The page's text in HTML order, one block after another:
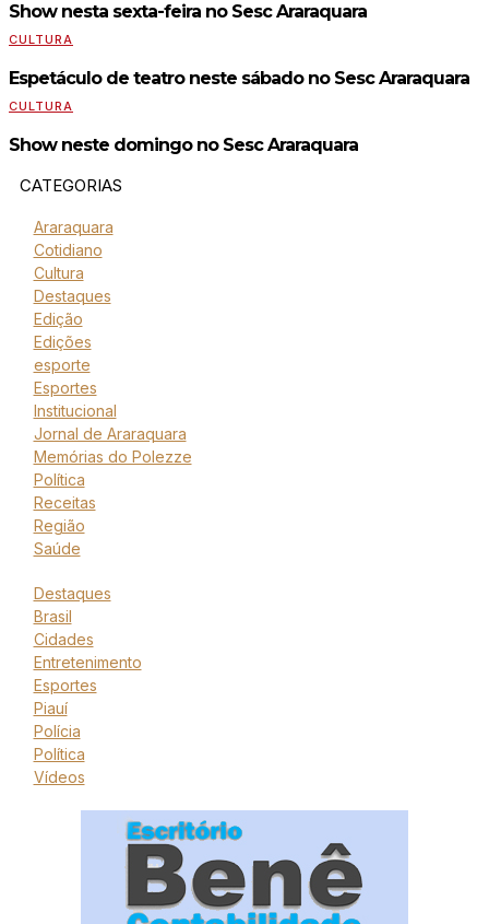
Show nesta sexta-feira no Sesc Araraquara
CULTURA
Espetáculo de teatro neste sábado no Sesc Araraquara
CULTURA
Show neste domingo no Sesc Araraquara
CATEGORIAS
Araraquara
Cotidiano
Cultura
Destaques
Edição
Edições
esporte
Esportes
Institucional
Jornal de Araraquara
Memórias do Polezze
Política
Receitas
Região
Saúde
Destaques
Brasil
Cidades
Entretenimento
Esportes
Piauí
Polícia
Política
Vídeos